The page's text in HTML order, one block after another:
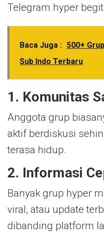
Telegram hyper
Baca Juga : 500+
Sub Indo Terbaru
1. Komunitas
Anggota grup
aktif berdiskusi
terasa hidup.
2. Informasi
Banyak grup hyper
viral, atau update
dibanding platform